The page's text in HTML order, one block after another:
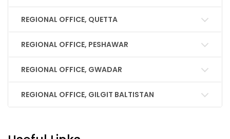
REGIONAL OFFICE, QUETTA
REGIONAL OFFICE, PESHAWAR
REGIONAL OFFICE, GWADAR
REGIONAL OFFICE, GILGIT BALTISTAN